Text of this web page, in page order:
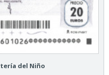
del Niño